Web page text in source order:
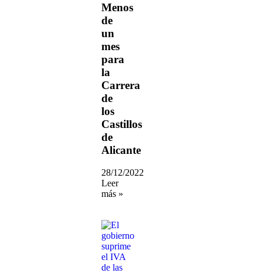
Menos
de
un
mes
para
la
Carrera
de
los
Castillos
de
Alicante
28/12/2022
Leer
más »